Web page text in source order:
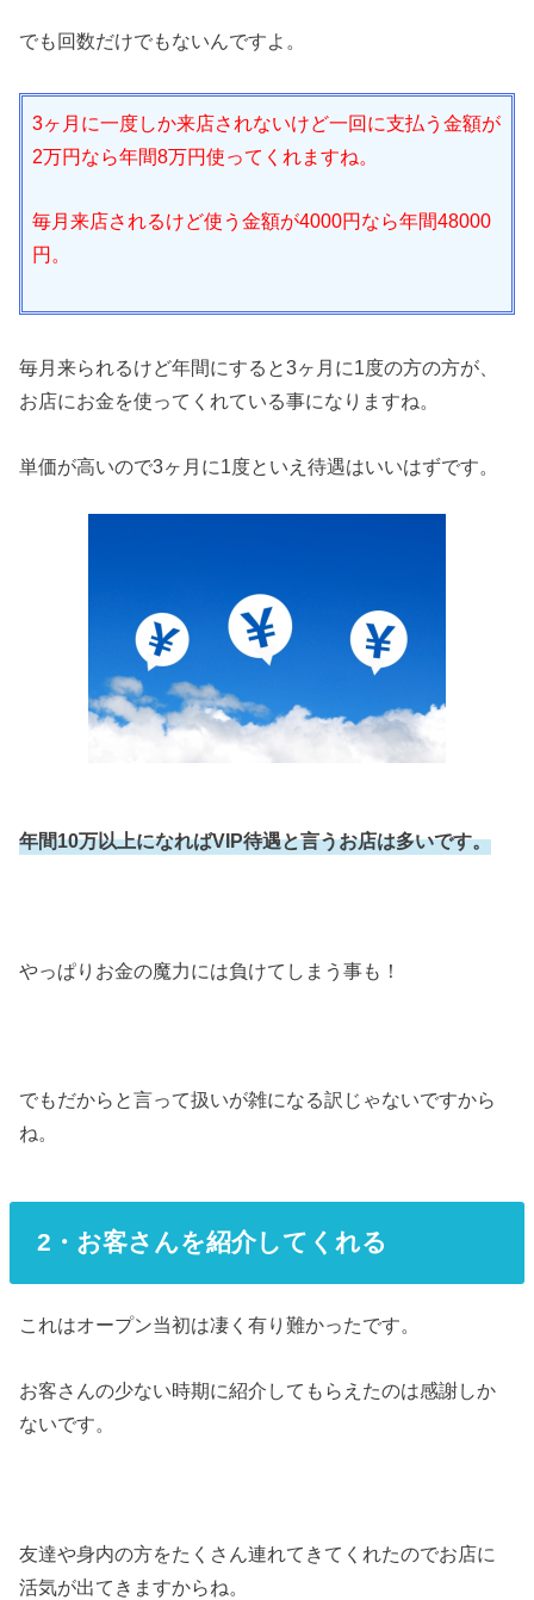
でも回数だけでもないんですよ。
3ヶ月に一度しか来店されないけど一回に支払う金額が
2万円なら年間8万円使ってくれますね。
毎月来店されるけど使う金額が4000円なら年間48000
円。
毎月来られるけど年間にすると3ヶ月に1度の方の方が、
お店にお金を使ってくれている事になりますね。
単価が高いので3ヶ月に1度といえ待遇はいいはずです。
年間10万以上になればVIP待遇と言うお店は多いです。
やっぱりお金の魔力には負けてしまう事も！
でもだからと言って扱いが雑になる訳じゃないですから
ね。
2・お客さんを紹介してくれる
これはオープン当初は凄く有り難かったです。
お客さんの少ない時期に紹介してもらえたのは感謝しか
ないです。
友達や身内の方をたくさん連れてきてくれたのでお店に
活気が出てきますからね。